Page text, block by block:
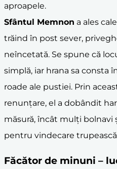
aproapele.
Sfântul Memnon a ales
trăind în post sever,
neîncetată. Se spune că
simplă, iar hrana sa consta
roade ale pustiei. Prin
renunțare, el a dobândit
măsură, încât mulți bolnavi
pentru vindecare
Făcător de minuni –